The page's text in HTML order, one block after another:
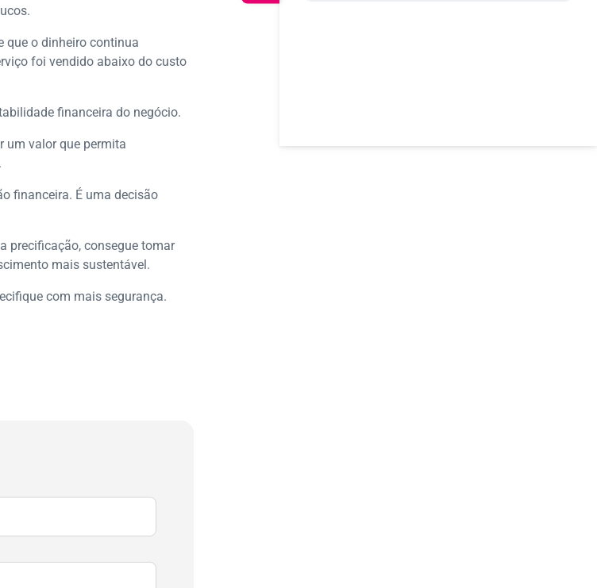
que o dinheiro continua
foi vendido abaixo do custo
financeira do negócio.
um valor que permita
financeira. É uma decisão
precificação, consegue tomar
mais sustentável.
com mais segurança.